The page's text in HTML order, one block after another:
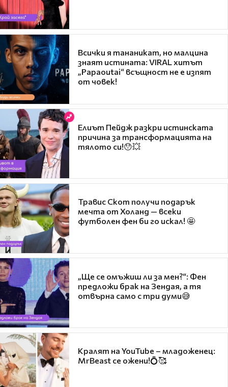
Всички я тананикат, но малцина
знаят истината: VIRAL хитът
„Papaoutai“ всъщност не е изпят
от човек!
Елиът Пейдж разкри истинската
причина за трансформацията на
тялото си!😯💥
Травис Скот получи подарък
мечта от Холанд — всеки
футболен фен би го искал! 🤩
„Ще се омъжиш ли за мен?“: Фен
предложи брак на Зендая, а тя
отвърна само с три думи😅
Кралят на YouTube – младоженец:
MrBeast се ожени!💍🥰